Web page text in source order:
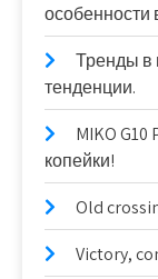
особенности
Тренды в
тенденции.
MIKO
копейки!
Old
Victory,